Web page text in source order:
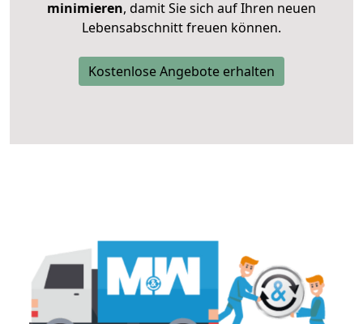
minimieren, damit Sie sich auf Ihren neuen
Lebensabschnitt freuen können.
Kostenlose Angebote erhalten